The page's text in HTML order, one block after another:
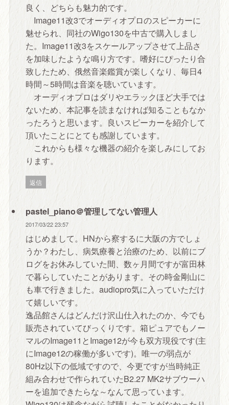
良く、どちらも魅力的です。
Image11改3でオーディオプロのスピーカーに
魅せられ、同社のWigo130を中古で購入しまし
た。Image11改3をスケールアップさせて上品さ
を加味したような鳴り方です。嗜好にぴったり合
致したため、俄然音楽鑑賞が楽しくなり、毎日4
時間～5時間は音楽を聴いています。
オーディオプロはダリやエラックほど大手では
ないため、本記事を読まなければ知ることもなか
ったろうと思います。良いスピーカーを紹介して
頂いたことにとても感謝しています。
これからも様々な機器の紹介を楽しみにしてお
ります。
返信
pastel_piano＠管理してない管理人
2017/03/22 23:57
はじめまして。HNから察するに大阪の方でしょ
うか？わたし、病気療養と治療のため、以前にブ
ログをお休みしていた間、数ヶ月間ですが富田林
で暮らしていたことがあります。その時金剛山に
も車で行きました。audiopro気に入っていただけ
て嬉しいです。
逸品館さんはどんだけ沢山仕入れたのか、今でも
販売されていてびっくりです。箱ピュアでもノー
マルのImage11とImage12が今も双方現役です(主
にImage12の稼働が多いです)。唯一の弱点が
80Hz以下の低域ですので、今更ですが当時純正
組み合わせで作られていたB2.27 MK2サブウーハ
ーを追加できたらな～なんて思っています。